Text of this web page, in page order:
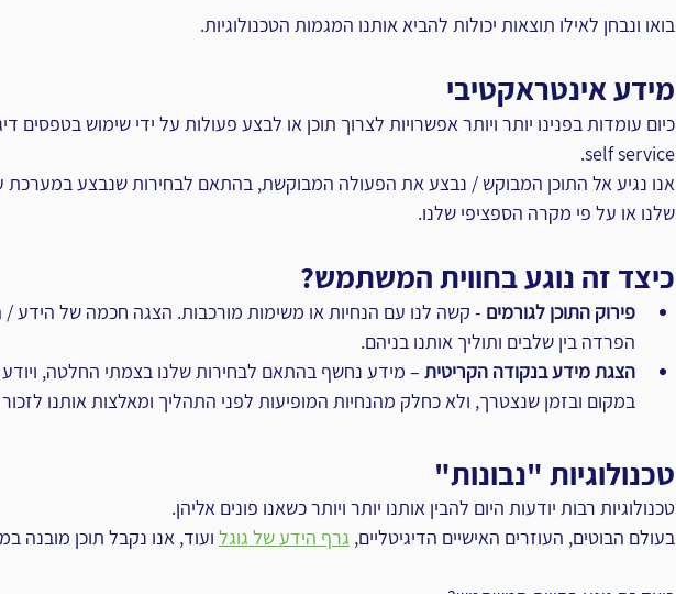
בואו ונבחן לאילו תוצאות יכולות להביא אותנו המגמות הטכנולוגיות.
מידע אינטראקטיבי
כיום עומדות בפנינו יותר ויותר אפשרויות לצרוך תוכן או לבצע פעולות על ידי שימוש בטפסים
self service.
אנו נגיע אל התוכן המבוקש / נבצע את הפעולה המבוקשת, בהתאם לבחירות שנבצע במערכת
שלנו או על פי מקרה הספציפי שלנו.
כיצד זה נוגע בחווית המשתמש?
פירוק התוכן לגורמים - קשה לנו עם הנחיות או משימות מורכבות. הצגה חכמה של הידע /
הפרדה בין שלבים ותוליך אותנו בניהם.
הצגת מידע בנקודה הקריטית – מידע נחשף בהתאם לבחירות שלנו בצמתי החלטה, ויודע
במקום ובזמן שנצטרך, ולא כחלק מהנחיות המופיעות לפני התהליך ומאלצות אותנו לזכור
טכנולוגיות "נבונות"
טכנולוגיות רבות יודעות היום להבין אותנו יותר ויותר כשאנו פונים אליהן.
בעולם הבוטים, העוזרים האישיים הדיגיטליים, גרף הידע של גוגל ועוד, אנו נקבל תוכן מובנה